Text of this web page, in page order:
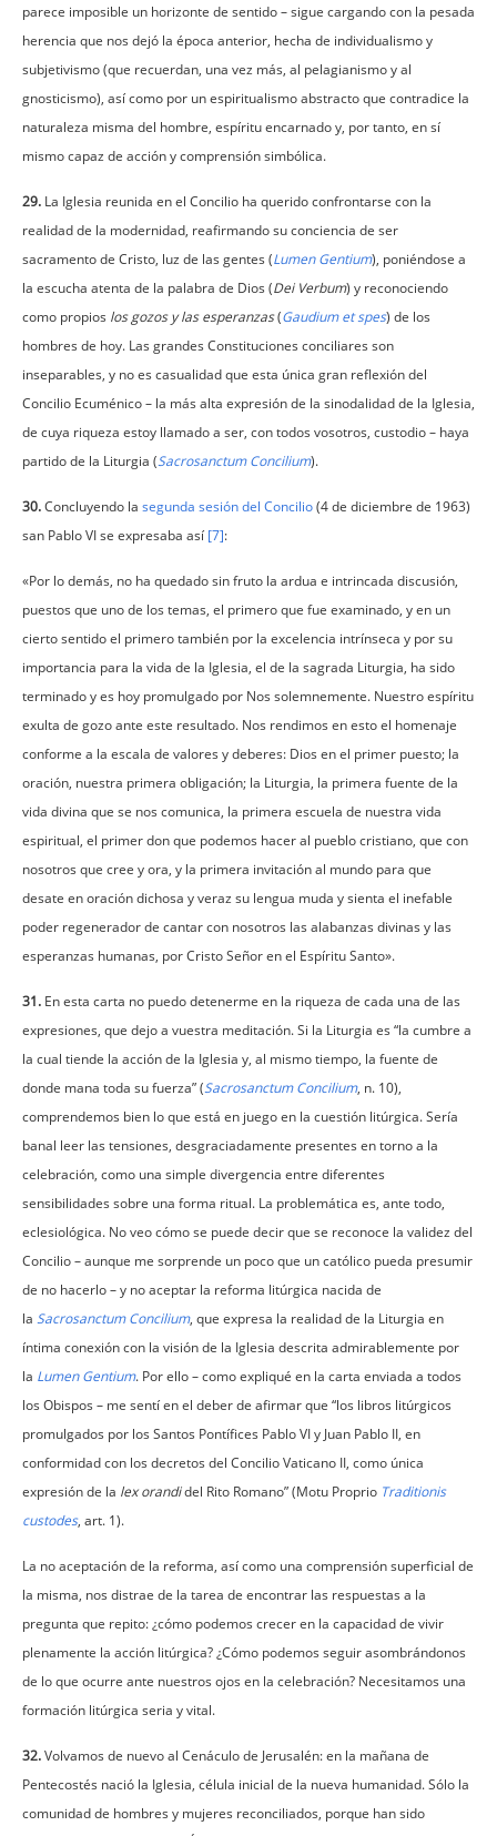
parece imposible un horizonte de sentido – sigue cargando con la pesada
herencia que nos dejó la época anterior, hecha de individualismo y
subjetivismo (que recuerdan, una vez más, al pelagianismo y al
gnosticismo), así como por un espiritualismo abstracto que contradice la
naturaleza misma del hombre, espíritu encarnado y, por tanto, en sí
mismo capaz de acción y comprensión simbólica.
29. La Iglesia reunida en el Concilio ha querido confrontarse con la
realidad de la modernidad, reafirmando su conciencia de ser
sacramento de Cristo, luz de las gentes (Lumen Gentium), poniéndose a
la escucha atenta de la palabra de Dios (Dei Verbum) y reconociendo
como propios los gozos y las esperanzas(Gaudium et spes) de los
hombres de hoy. Las grandes Constituciones conciliares son
inseparables, y no es casualidad que esta única gran reflexión del
Concilio Ecuménico – la más alta expresión de la sinodalidad de la Iglesia,
de cuya riqueza estoy llamado a ser, con todos vosotros, custodio – haya
partido de la Liturgia (Sacrosanctum Concilium).
30.Concluyendo la segunda sesión del Concilio(4 de diciembre de 1963)
san Pablo VI se expresaba así [7]:
«Por lo demás, no ha quedado sin fruto la ardua e intrincada discusión,
puestos que uno de los temas, el primero que fue examinado, y en un
cierto sentido el primero también por la excelencia intrínseca y por su
importancia para la vida de la Iglesia, el de la sagrada Liturgia, ha sido
terminado y es hoy promulgado por Nos solemnemente. Nuestro espíritu
exulta de gozo ante este resultado. Nos rendimos en esto el homenaje
conforme a la escala de valores y deberes: Dios en el primer puesto; la
oración, nuestra primera obligación; la Liturgia, la primera fuente de la
vida divina que se nos comunica, la primera escuela de nuestra vida
espiritual, el primer don que podemos hacer al pueblo cristiano, que con
nosotros que cree y ora, y la primera invitación al mundo para que
desate en oración dichosa y veraz su lengua muda y sienta el inefable
poder regenerador de cantar con nosotros las alabanzas divinas y las
esperanzas humanas, por Cristo Señor en el Espíritu Santo».
31. En esta carta no puedo detenerme en la riqueza de cada una de las
expresiones, que dejo a vuestra meditación. Si la Liturgia es “la cumbre a
la cual tiende la acción de la Iglesia y, al mismo tiempo, la fuente de
donde mana toda su fuerza” (Sacrosanctum Concilium, n. 10),
comprendemos bien lo que está en juego en la cuestión litúrgica. Sería
banal leer las tensiones, desgraciadamente presentes en torno a la
celebración, como una simple divergencia entre diferentes
sensibilidades sobre una forma ritual. La problemática es, ante todo,
eclesiológica. No veo cómo se puede decir que se reconoce la validez del
Concilio – aunque me sorprende un poco que un católico pueda presumir
de no hacerlo – y no aceptar la reforma litúrgica nacida de
la Sacrosanctum Concilium, que expresa la realidad de la Liturgia en
íntima conexión con la visión de la Iglesia descrita admirablemente por
la Lumen Gentium. Por ello – como expliqué en la carta enviada a todos
los Obispos – me sentí en el deber de afirmar que “los libros litúrgicos
promulgados por los Santos Pontífices Pablo VI y Juan Pablo II, en
conformidad con los decretos del Concilio Vaticano II, como única
expresión de la lex orandidel Rito Romano” (Motu Proprio Traditionis
custodes, art. 1).
La no aceptación de la reforma, así como una comprensión superficial de
la misma, nos distrae de la tarea de encontrar las respuestas a la
pregunta que repito: ¿cómo podemos crecer en la capacidad de vivir
plenamente la acción litúrgica? ¿Cómo podemos seguir asombrándonos
de lo que ocurre ante nuestros ojos en la celebración? Necesitamos una
formación litúrgica seria y vital.
32.Volvamos de nuevo al Cenáculo de Jerusalén: en la mañana de
Pentecostés nació la Iglesia, célula inicial de la nueva humanidad. Sólo la
comunidad de hombres y mujeres reconciliados, porque han sido